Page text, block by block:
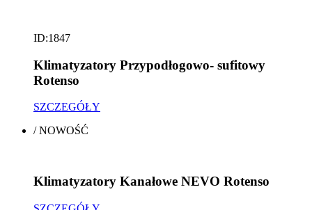
ID:1847
Klimatyzatory Przypodłogowo- sufitowy
Rotenso
SZCZEGÓŁY
/NOWOŚĆ
Klimatyzatory Kanałowe NEVO Rotenso